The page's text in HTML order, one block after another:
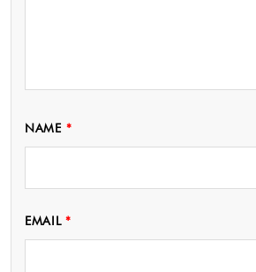
NAME *
EMAIL*